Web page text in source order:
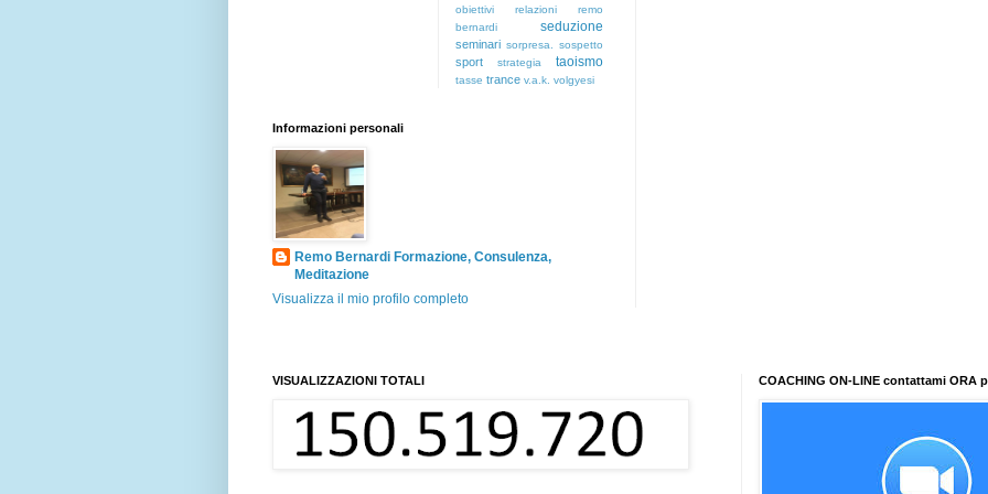
obiettivi
relazioni
remo
bernardi
seduzione
seminari sorpresa. sospetto
sport strategia taoismo
tasse trance v.a.k. volgyesi
Informazioni personali
Remo Bernardi Formazione, Consulenza,
Meditazione
Visualizza il mio profilo completo
VISUALIZZAZIONI TOTALI COACHING ON-LINE contattami ORA